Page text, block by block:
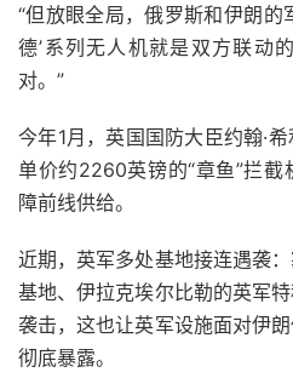
“但放眼全局，俄罗斯和伊朗的
德’系列无人机就是双方联动
对。”
今年1月，英国国防大臣约翰·
单价约2260英镑的“章鱼”拦
障前线供给。
近期，英军多处基地接连遇袭
基地、伊拉克埃尔比勒的英军
袭击，这也让英军设施面对伊
彻底暴露。